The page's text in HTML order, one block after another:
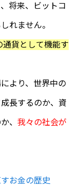
将来、ビットコ
れません。
貨として機能す
より、世界中の
長するのか、資
、 我々の社会が
お金の歴史